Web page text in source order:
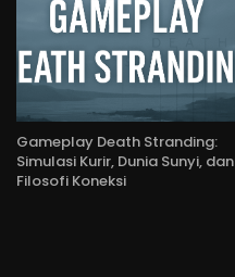
Gameplay Death Stranding:
Simulasi Kurir, Dunia Sunyi, dan
Filosofi Koneksi